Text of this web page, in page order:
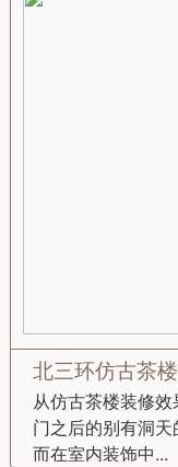
北三环仿古茶
从仿古茶楼装修
门之后的别有洞
而在室内装饰中...